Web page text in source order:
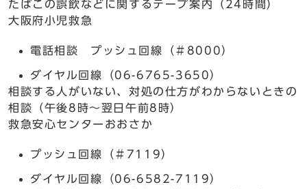
たばこの誤飲などに関するテープ案内（24時間）
大阪府小児救急
電話相談 プッシュ回線（＃8000）
ダイヤル回線（06-6765-3650）
相談する人がいない、対処の仕方がわからないときの
相談（午後8時～翌日午前8時）
救急安心センターおおさか
プッシュ回線（＃7119）
ダイヤル回線（06-6582-7119）